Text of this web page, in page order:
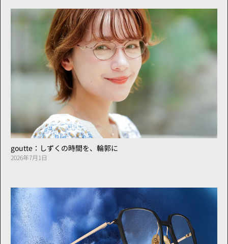
goutte：しずくの時間を、輪郭に
2026年7月1日